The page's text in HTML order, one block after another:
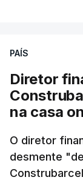
PAÍS
Diretor
na casa
O diretor
desmente